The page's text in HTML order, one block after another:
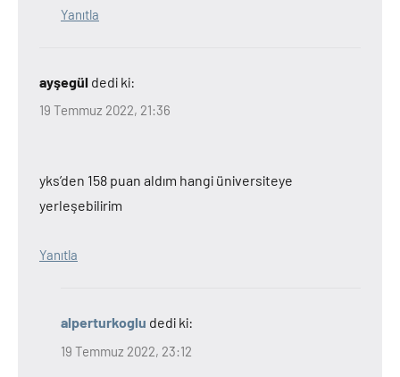
Yanıtla
ayşegül dedi ki:
19 Temmuz 2022, 21:36
yks’den 158 puan aldım hangi üniversiteye
yerleşebilirim
Yanıtla
alperturkoglu dedi ki:
19 Temmuz 2022, 23:12